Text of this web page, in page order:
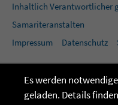
Inhaltlich Verantwortlicher
Samariteranstalten
Impressum
Datenschutz
Es werden
geladen. Details